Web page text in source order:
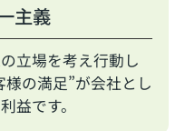
主義
立場を考え行動し
様の満足”が会社とし
益です。